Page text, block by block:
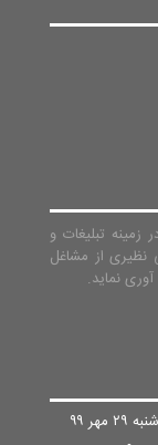
تبلیغات و
نظیری از مشاغل
مهر ۹۹